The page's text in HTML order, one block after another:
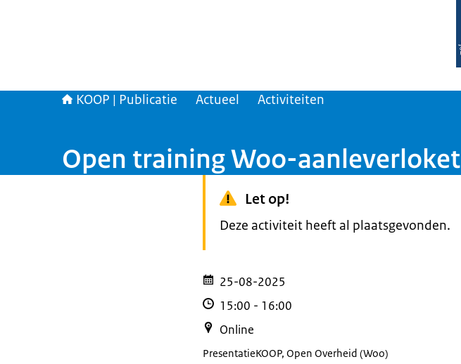
KOOP | Publicatie Actueel Activiteiten
Open training Woo-aanleverloket
Let op!
Deze activiteit heeft al plaatsgevonden.
25-08-2025
15:00 - 16:00
Online
PresentatieKOOP, Open Overheid (Woo)